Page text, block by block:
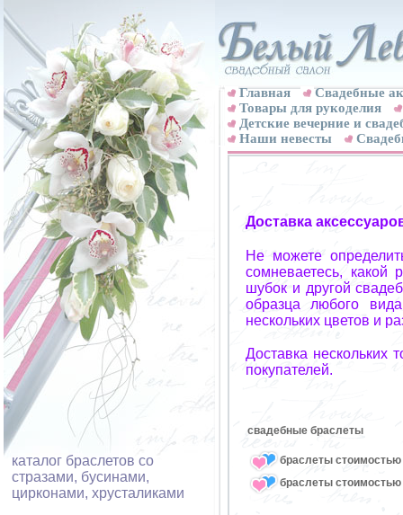
каталог браслетов со
стразами, бусинами,
цирконами, хрусталиками
Главная
Свадебные
Товары для рукоделия
Детские вечерние и
Наши невесты
Доставка
Не можете
сомневаетесь, какой
шубок и другой
образца любого
нескольких цветов и
Доставка нескольких
покупателей.
свадебные браслеты
браслеты
браслеты стоимостью